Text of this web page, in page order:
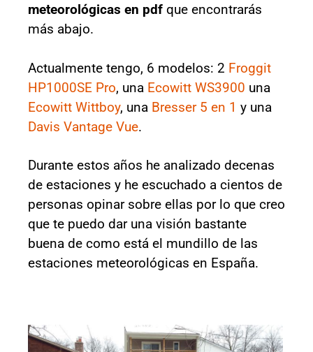
meteorológicas en pdf que encontrarás
más abajo.
Actualmente tengo, 6 modelos: 2 Froggit
HP1000SE Pro, una Ecowitt WS3900 una
Ecowitt Wittboy, una Bresser 5 en 1 y una
Davis Vantage Vue.
Durante estos años he analizado decenas
de estaciones y he escuchado a cientos de
personas opinar sobre ellas por lo que creo
que te puedo dar una visión bastante
buena de como está el mundillo de las
estaciones meteorológicas en España.